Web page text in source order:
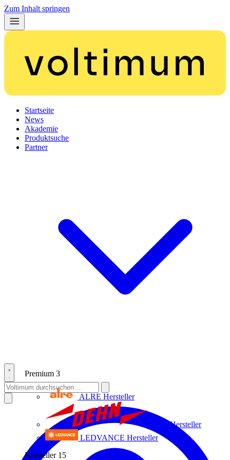
Zum Inhalt springen
Startseite
News
Akademie
Produktsuche
Partner
Premium 3
ALRE Hersteller
Hersteller
LEDVANCE Hersteller
Hersteller 15